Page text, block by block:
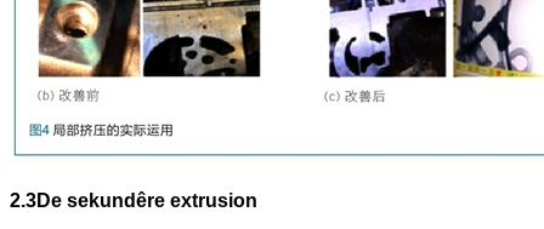
2.3De sekundêre extrusion